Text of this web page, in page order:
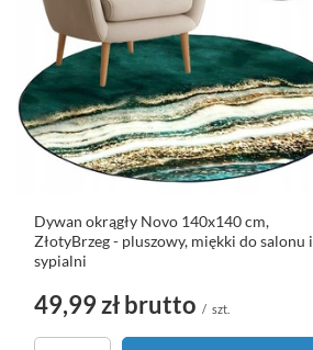
Dywan okrągły Novo 140x140 cm,
ZłotyBrzeg - pluszowy, miękki do salonu i
sypialni
49,99 złbrutto / szt.